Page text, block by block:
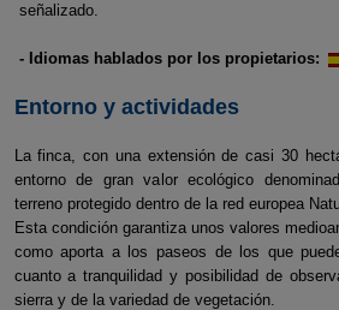
señalizado.
- Idiomas hablados por los propietarios:
Entorno y actividades
La finca, con una extensión de casi 30
entorno de gran valor ecológico
terreno protegido dentro de la red europea
Esta condición garantiza unos valores
como aporta a los paseos de los que
cuanto a tranquilidad y posibilidad de
sierra y de la variedad de vegetación.